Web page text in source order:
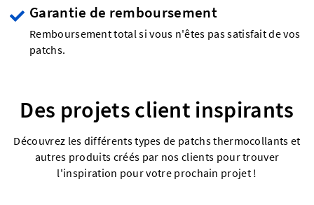
Garantie de remboursement
Remboursement total si vous n'êtes pas satisfait de vos
patchs.
Des projets client inspirants
Découvrez les différents types de patchs thermocollants et
autres produits créés par nos clients pour trouver
l'inspiration pour votre prochain projet !